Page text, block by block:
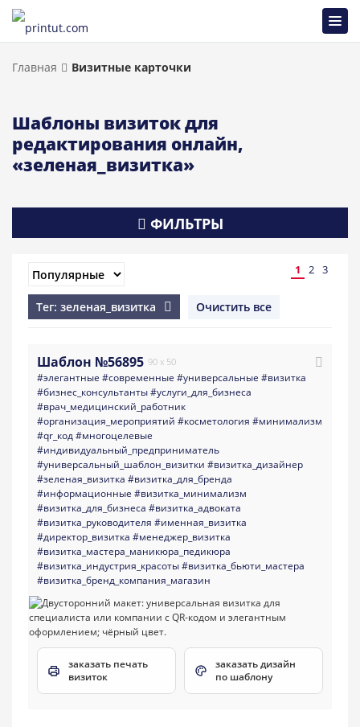
Главная Визитные карточки
Шаблоны визиток для
редактирования онлайн,
«зеленая_визитка»
ФИЛЬТРЫ
1 2 3
Тег: зеленая_визитка Очистить все
Шаблон №56895 90 x 50
#элегантные #современные #универсальные #визитка
#бизнес_консультанты#услуги_для_бизнеса
#врач_медицинский_работник
#организация_мероприятий #косметология #минимализм
#qr_код#многоцелевые
#индивидуальный_предприниматель
#универсальный_шаблон_визитки #визитка_дизайнер
#зеленая_визитка #визитка_для_бренда
#информационные #визитка_минимализм
#визитка_для_бизнеса #визитка_адвоката
#визитка_руководителя #именная_визитка
#директор_визитка #менеджер_визитка
#визитка_мастера_маникюра_педикюра
#визитка_индустрия_красоты#визитка_бьюти_мастера
#визитка_бренд_компания_магазин
заказать печать
визиток
заказать дизайн
по шаблону